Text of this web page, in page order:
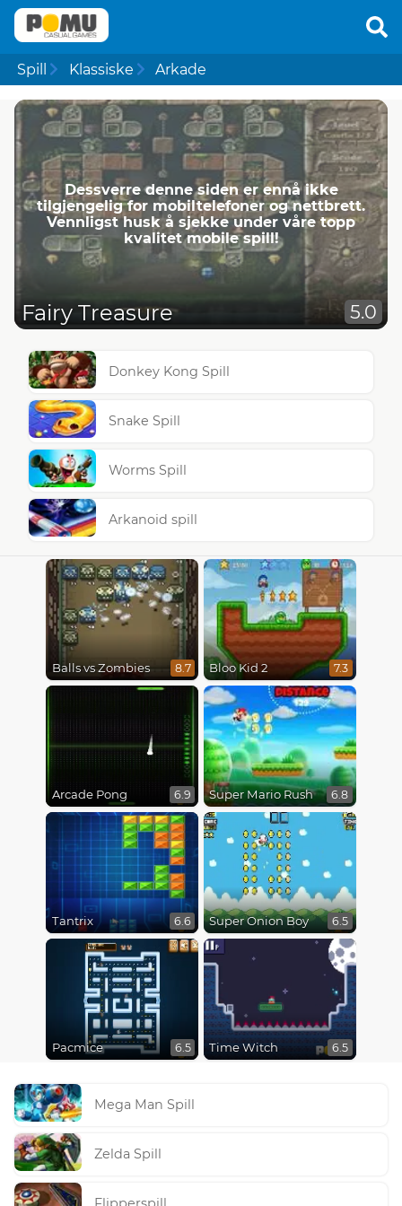
Spill Klassiske Arkade
Dessverre denne siden er ennå ikke
tilgjengelig for mobiltelefoner og nettbrett.
Vennligst husk å sjekke under våre topp
kvalitet mobile spill!
Fairy Treasure 5.0
Donkey Kong Spill
Snake Spill
Worms Spill
Arkanoid spill
Balls vs Zombies 8.7 Bloo Kid 2 7.3
Arcade Pong 6.9 Super Mario Rush 6.8
Tantrix 6.6 Super Onion Boy 6.5
Pacmice 6.5 Time Witch 6.5
Mega Man Spill
Zelda Spill